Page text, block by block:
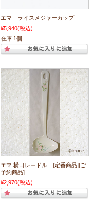
エマ ライスメジャーカップ
¥5,940(税込)
在庫 1個
エマ 横口レードル [定番商品][ご
予約商品]
¥2,970(税込)